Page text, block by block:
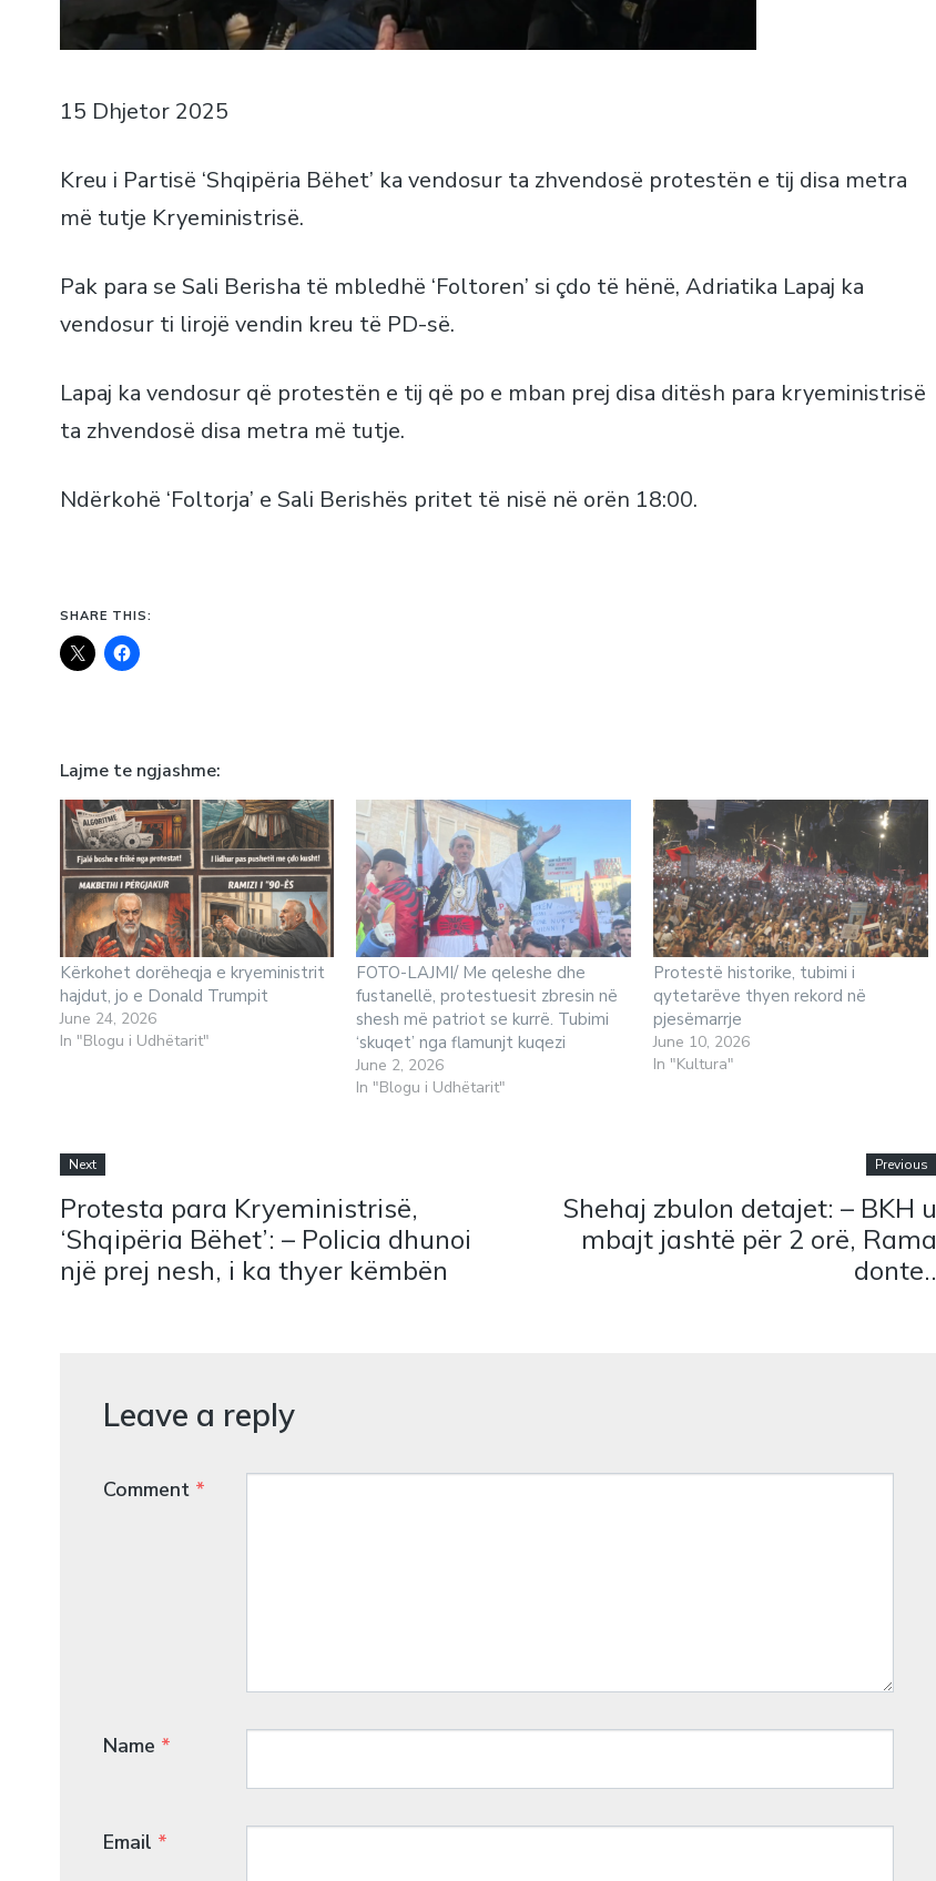
15 Dhjetor 2025
Kreu i Partisë ‘Shqipëria Bëhet’ ka vendosur ta zhvendosë protestën e tij disa metra
më tutje Kryeministrisë.
Pak para se Sali Berisha të mbledhë ‘Foltoren’ si çdo të hënë, Adriatika Lapaj ka
vendosur ti lirojë vendin kreu të PD-së.
Lapaj ka vendosur që protestën e tij që po e mban prej disa ditësh para kryeministrisë
ta zhvendosë disa metra më tutje.
Ndërkohë ‘Foltorja’ e Sali Berishës pritet të nisë në orën 18:00.
SHARE THIS:
Lajme te ngjashme
Kërkohet dorëheqja e kryeministrit
hajdut, jo e Donald Trumpit
June 24, 2026
In "Blogu i Udhëtarit"
FOTO-LAJMI/ Me qeleshe dhe
fustanellë, protestuesit zbresin në
shesh më patriot se kurrë. Tubimi
‘skuqet’ nga flamunjt kuqezi
June 2, 2026
In "Blogu i Udhëtarit"
Protestë historike, tubimi i
qytetarëve thyen rekord në
pjesëmarrje
June 10, 2026
In "Kultura"
Next
Protesta para Kryeministrisë,
‘Shqipëria Bëhet’: – Policia dhunoi
një prej nesh, i ka thyer këmbën
Previous
Shehaj zbulon detajet: – BKH u
mbajt jashtë për 2 orë, Rama
donte..
Leave a reply
Comment *
Name *
Email *